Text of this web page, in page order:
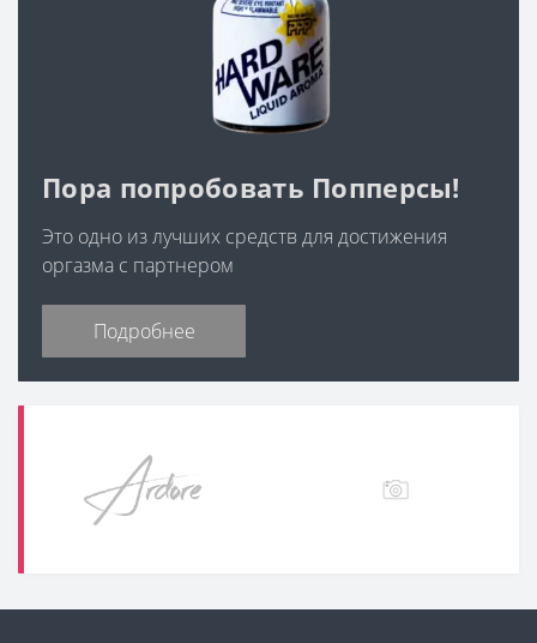
Пора попробовать Попперсы!
Это одно из лучших средств для достижения
оргазма с партнером
Подробнее